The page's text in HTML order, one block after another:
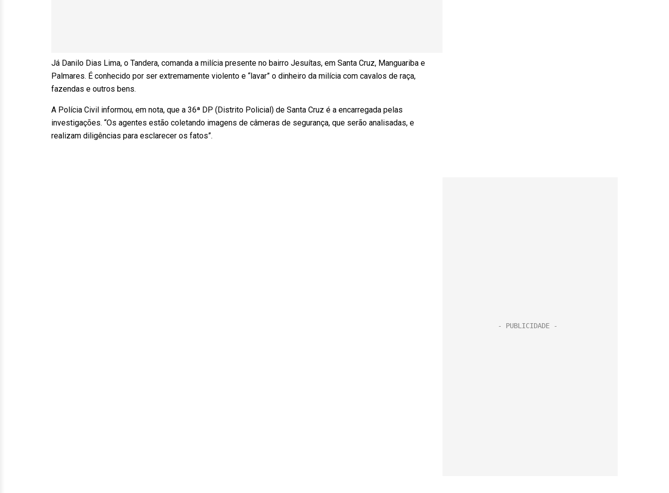
Já Danilo Dias Lima, o Tandera, comanda a milícia presente no bairro Jesuítas, em Santa Cruz, Manguariba e
Palmares. É conhecido por ser extremamente violento e “lavar” o dinheiro da milícia com cavalos de raça,
fazendas e outros bens.
A Polícia Civil informou, em nota, que a 36ª DP (Distrito Policial) de Santa Cruz é a encarregada pelas
investigações. “Os agentes estão coletando imagens de câmeras de segurança, que serão analisadas, e
realizam diligências para esclarecer os fatos”.